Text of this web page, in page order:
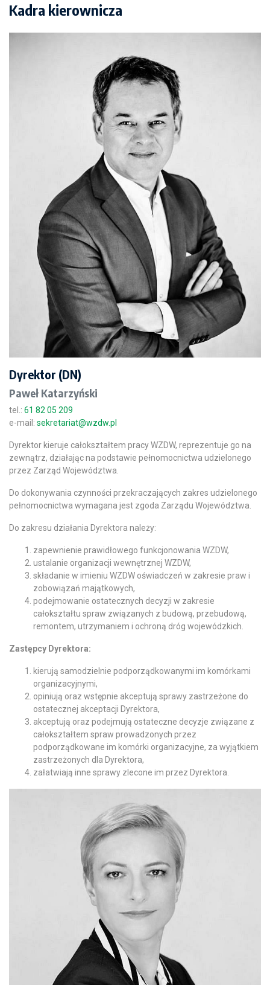
Kadra kierownicza
Dyrektor (DN)
Paweł Katarzyński
tel.: 61 82 05 209
e-mail: sekretariat@wzdw.pl
Dyrektor kieruje całokształtem pracy WZDW, reprezentuje go na
zewnątrz, działając na podstawie pełnomocnictwa udzielonego
przez Zarząd Województwa.
Do dokonywania czynności przekraczających zakres udzielonego
pełnomocnictwa wymagana jest zgoda Zarządu Województwa.
Do zakresu działania Dyrektora należy:
zapewnienie prawidłowego funkcjonowania WZDW,
ustalanie organizacji wewnętrznej WZDW,
składanie w imieniu WZDW oświadczeń w zakresie praw i
zobowiązań majątkowych,
podejmowanie ostatecznych decyzji w zakresie
całokształtu spraw związanych z budową, przebudową,
remontem, utrzymaniem i ochroną dróg wojewódzkich.
Zastępcy Dyrektora:
kierują samodzielnie podporządkowanymi im komórkami
organizacyjnymi,
opiniują oraz wstępnie akceptują sprawy zastrzeżone do
ostatecznej akceptacji Dyrektora,
akceptują oraz podejmują ostateczne decyzje związane z
całokształtem spraw prowadzonych przez
podporządkowane im komórki organizacyjne, za wyjątkiem
zastrzeżonych dla Dyrektora,
załatwiają inne sprawy zlecone im przez Dyrektora.